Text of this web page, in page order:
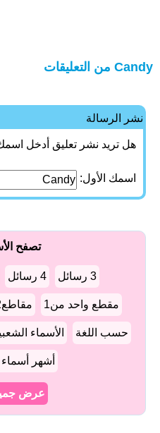
Candy من التعليقات
نشر الرسالة
هل تريد نشر تعليق أدخل
اسمك الأول:
تصفح
3 رسائل 4 رسائل
مقطع واحد من1 مقاطع2
حسب اللغة الأسماء
أشهر أسماء
عرض